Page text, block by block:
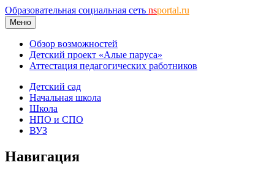
Образовательная социальная сеть nsportal.ru
Меню
Обзор возможностей
Детский проект «Алые паруса»
Аттестация педагогических работников
Детский сад
Начальная школа
Школа
НПО и СПО
ВУЗ
Навигация